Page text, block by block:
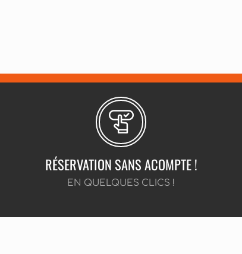
RÉSERVATION SANS ACOMPTE !
EN QUELQUES CLICS !